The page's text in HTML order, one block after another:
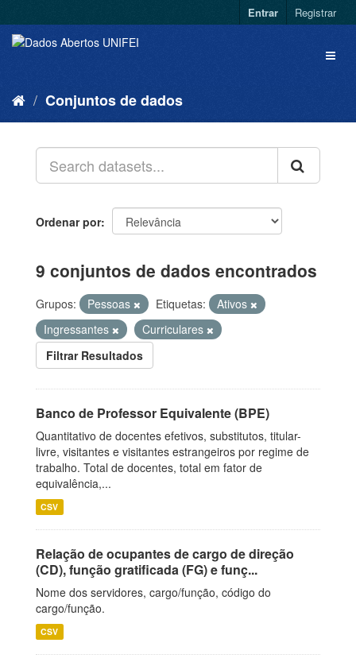
Entrar Registrar
Conjuntos de dados
Ordenar por
9 conjuntos de dados encontrados
Grupos: Pessoas Etiquetas:
Ativos
Ingressantes
Curriculares
Filtrar Resultados
Banco de Professor Equivalente (BPE)
Quantitativo de docentes efetivos, substitutos, titular-
livre, visitantes e visitantes estrangeiros por regime de
trabalho. Total de docentes, total em fator de
equivalência,...
CSV
Relação de ocupantes de cargo de direção
(CD), função gratificada (FG) e funç...
Nome dos servidores, cargo/função, código do
cargo/função.
CSV